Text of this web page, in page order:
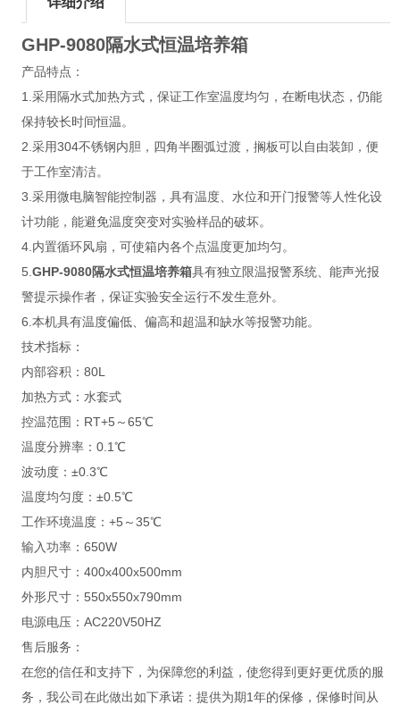
GHP-9080隔水式恒温培养箱
产品特点：
1.采用隔水式加热方式，保证工作室温度均匀，在断电状态，仍能
保持较长时间恒温。
2.采用304不锈钢内胆，四角半圈弧过渡，搁板可以自由装卸，便
于工作室清洁。
3.采用微电脑智能控制器，具有温度、水位和开门报警等人性化设
计功能，能避免温度突变对实验样品的破坏。
4.内置循环风扇，可使箱内各个点温度更加均匀。
5. GHP-9080隔水式恒温培养箱具有独立限温报警系统、能声光报
警提示操作者，保证实验安全运行不发生意外。
6.本机具有温度偏低、偏高和超温和缺水等报警功能。
技术指标：
内部容积：80L
加热方式：水套式
控温范围：RT+5～65℃
温度分辨率：0.1℃
波动度：±0.3℃
温度均匀度：±0.5℃
工作环境温度：+5～35℃
输入功率：650W
内胆尺寸：400x400x500mm
外形尺寸：550x550x790mm
电源电压：AC220V50HZ
售后服务：
在您的信任和支持下，为保障您的利益，使您得到更好更优质的服
务，我公司在此做出如下承诺：提供为期1年的保修，保修时间从